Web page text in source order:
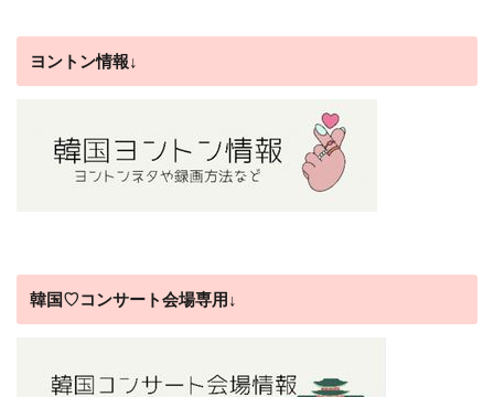
ヨントン情報↓
韓国♡コンサート会場専用↓